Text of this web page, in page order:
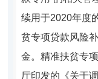
续用于2020年度
贫专项贷款风险
金。精准扶贫专
厅印发的《关于